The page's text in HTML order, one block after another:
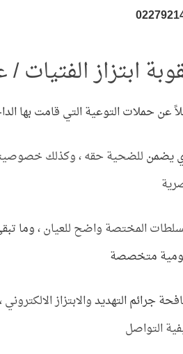
ابتزاز
عن حملات التوعية التي قامت بها
يضمن للضحية حقه ، وكذلك خصوصيته
المختصة واضح للعيان ،وما
متخصصة
جرائم التهديدوالابتزاز
التواصل